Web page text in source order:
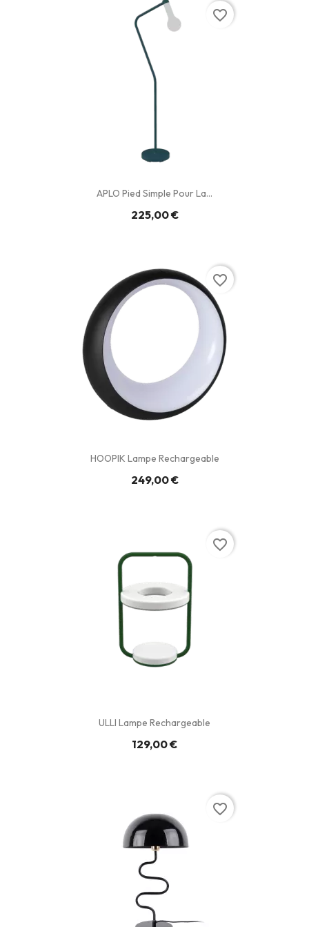
APLO Pied Simple Pour La...
225,00 €
favorite_border
HOOPIK Lampe Rechargeable
249,00 €
favorite_border
ULLI Lampe Rechargeable
129,00 €
favorite_border
favorite_border